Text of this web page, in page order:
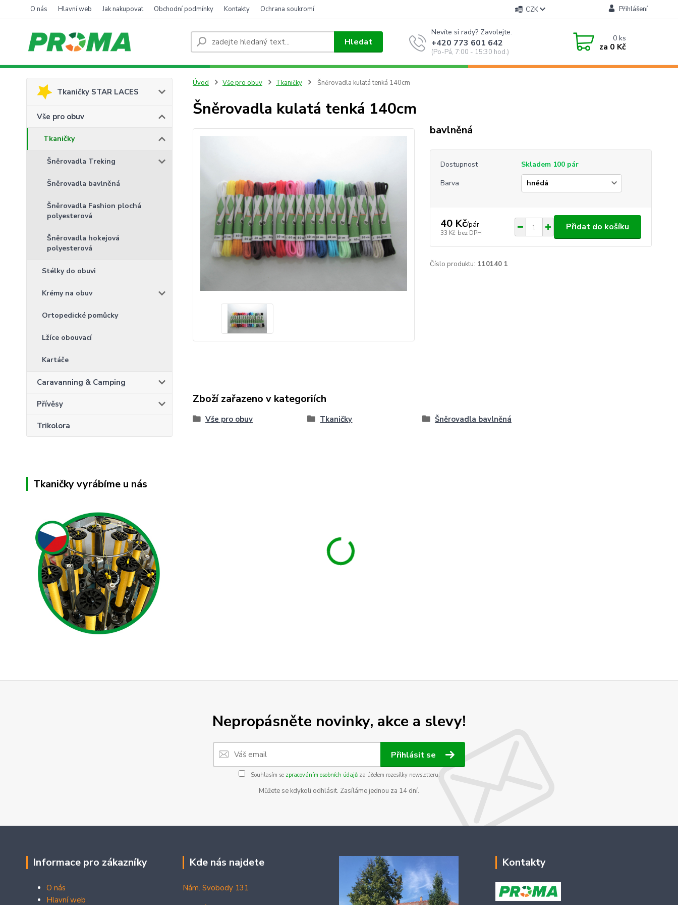
O nás Hlavní web Jak nakupovat Obchodní podmínky Kontakty Ochrana soukromí CZK Přihlášení
Hledat
Nevíte si rady? Zavolejte.
+420 773 601 642
(Po-Pá, 7:00 - 15:30 hod.)
0ks
za 0 Kč
Tkaničky STAR LACES
Vše pro obuv
Tkaničky
Šněrovadla Treking
Šněrovadla bavlněná
Šněrovadla Fashion plochá
polyesterová
Šněrovadla hokejová
polyesterová
Stélky do obuvi
Krémy na obuv
Ortopedické pomůcky
Lžíce obouvací
Kartáče
Caravanning & Camping
Přívěsy
Trikolora
Tkaničky vyrábíme u nás
Úvod Vše pro obuv Tkaničky Šněrovadla kulatá tenká 140cm
Šněrovadla kulatá tenká 140cm
bavlněná
Dostupnost
Skladem 100 pár
Barva
40 Kč/pár
33 Kč bez DPH
Přidat do košíku
Číslo produktu: 110140 1
Zboží zařazeno v kategoriích
Vše pro obuv Tkaničky Šněrovadla bavlněná
Nepropásněte novinky, akce a slevy!
Přihlásit se
Souhlasím se zpracováním osobních údajůza účelem rozesílky newsletteru.
Můžete se kdykoli odhlásit. Zasíláme jednou za 14 dní.
Informace pro zákazníky
O nás
Hlavní web
Kde nás najdete
Nám. Svobody 131
Kontakty